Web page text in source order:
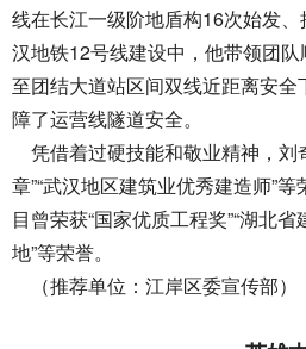
线在长江一级阶地盾构16次始发
汉地铁12号线建设中，他带领团
至团结大道站区间双线近距离安
障了运营线隧道安全。
凭借着过硬技能和敬业精神，刘
章”“武汉地区建筑业优秀建造师”
目曾荣获“国家优质工程奖”“湖北
地”等荣誉。
（推荐单位：江岸区委宣传部）